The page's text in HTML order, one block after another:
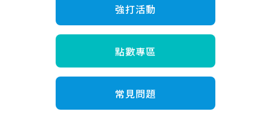
強打活動
點數專區
常見問題